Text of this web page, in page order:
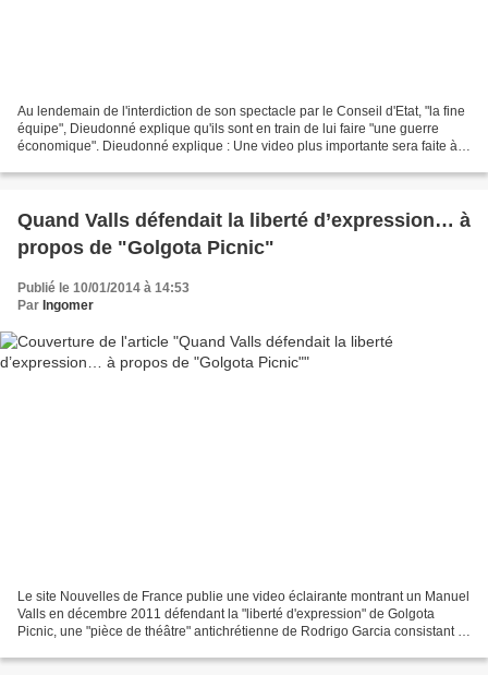
Au lendemain de l'interdiction de son spectacle par le Conseil d'Etat, "la fine
équipe", Dieudonné explique qu'ils sont en train de lui faire "une guerre
économique". Dieudonné explique : Une video plus importante sera faite à
Quand Valls défendait la liberté d’expression… à
propos de "Golgota Picnic"
Publié le 10/01/2014 à 14:53
Par Ingomer
Le site Nouvelles de France publie une video éclairante montrant un Manuel
Valls en décembre 2011 défendant la "liberté d'expression" de Golgota
Picnic, une "pièce de théâtre" antichrétienne de Rodrigo Garcia consistant à